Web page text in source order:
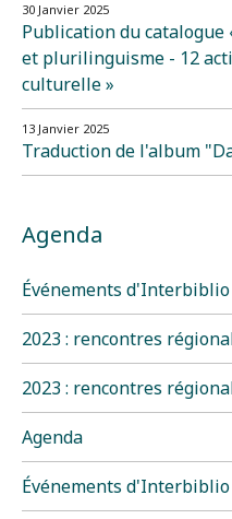
30 Janvier 2025
Publication du
et plurilinguisme - 12
culturelle »
13 Janvier 2025
Traduction de l'album
Agenda
Événements
2023 : rencontres
2023 : rencontres
Agenda
Événements